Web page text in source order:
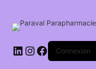
LinkedIn
Instagram
FacebookConnexion